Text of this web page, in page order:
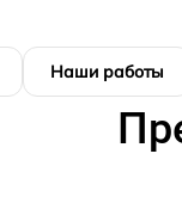
Наши работы